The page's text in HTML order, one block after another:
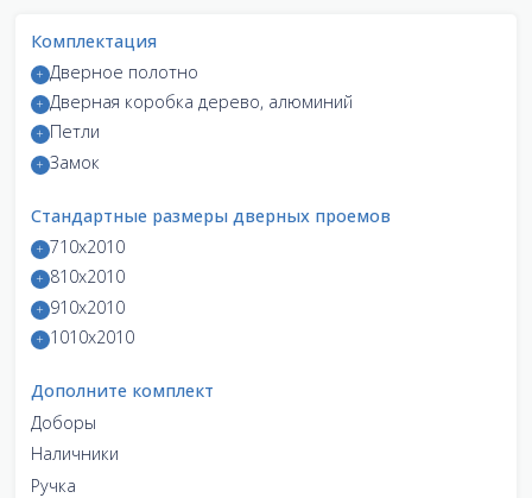
Комплектация
Дверное полотно
Дверная коробка дерево, алюминий
Петли
Замок
Стандартные размеры дверных проемов
710x2010
810x2010
910x2010
1010x2010
Дополните комплект
Доборы
Наличники
Ручка